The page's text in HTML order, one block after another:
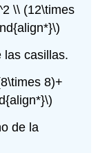
\\ (12\times
las casillas.
8)+
de la